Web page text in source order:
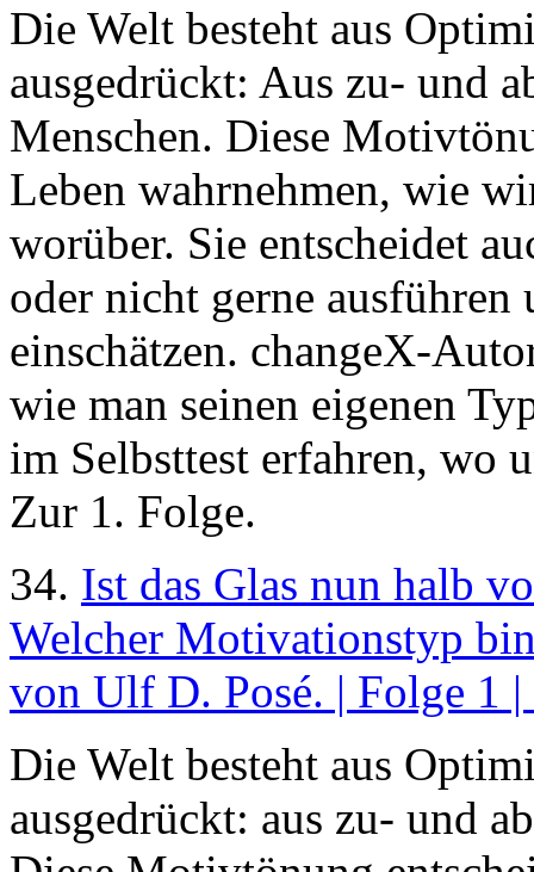
Die Welt besteht aus
ausgedrückt: Aus zu- und
Menschen. Diese
Leben wahrnehmen, wie
worüber. Sie entscheidet
oder nicht gerne
einschätzen. changeX-
wie man seinen eigenen
im Selbsttest erfahren, wo
Zur 1. Folge.
34. Ist das Glas nun halb
Welcher Motivationstyp
von Ulf D. Posé. | Folge 1
Die Welt besteht aus
ausgedrückt: aus zu- und